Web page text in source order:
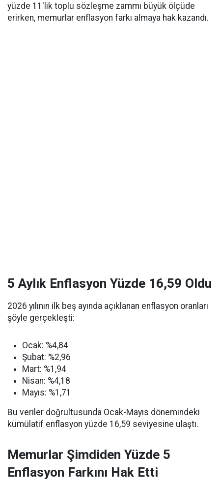
yüzde 11'lik toplu sözleşme zammı büyük ölçüde
erirken, memurlar enflasyon farkı almaya hak kazandı.
5 Aylık Enflasyon Yüzde 16,59 Oldu
2026 yılının ilk beş ayında açıklanan enflasyon oranları
şöyle gerçekleşti:
Ocak: %4,84
Şubat: %2,96
Mart: %1,94
Nisan: %4,18
Mayıs: %1,71
Bu veriler doğrultusunda Ocak-Mayıs dönemindeki
kümülatif enflasyon yüzde 16,59 seviyesine ulaştı.
Memurlar Şimdiden Yüzde 5
Enflasyon Farkını Hak Etti